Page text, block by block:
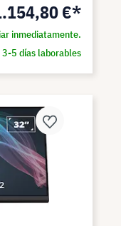
€*
inmediatamente.
5 días laborables